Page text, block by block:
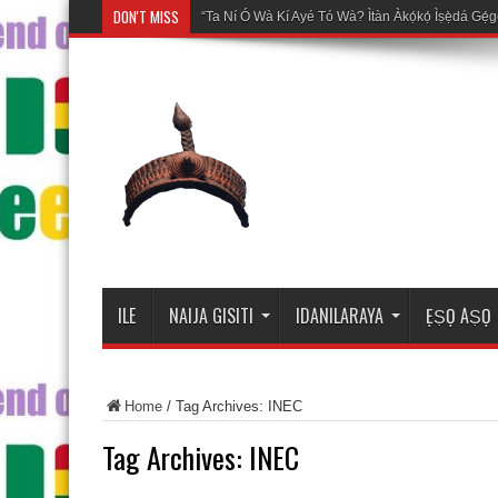
DON'T MISS Mosal
ILE NAIJA GISITI IDANILARAYA ẸṢỌ AṢỌ
Home / Tag Archives: INEC
Tag Archives: INEC